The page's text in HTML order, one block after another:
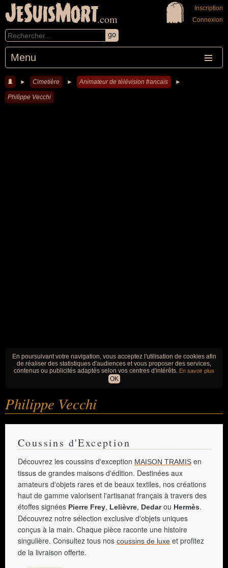
JeSuisMort.com
Menu
Inscription
Connexion
► Cimetière ► Animateur de télévision francais ►
Philippe Vecchi
En poursuivant votre navigation, vous acceptez l'utilisation de cookies afin
de réaliser des statistiques d'audiences et vous proposer des services,
contenus ou publicités adaptés selon vos centres d'intérêts. En savoir plus
OK
Philippe Vecchi
Coussins d'Exception
Découvrez les coussins d'exception MAISON TRAMIS en
tissus de grandes maisons d'édition. Destinées aux
amateurs d'objets rares et de beaux textiles, nos créations
haut de gamme valorisent l'artisanat français à travers des
étoffes signées Pierre Frey, Lelièvre, Dedarou Hermès.
Découvrez notre sélection exclusive d'objets uniques
conçus à la main. Chaque pièce raconte une histoire
singulière. Consultez tous nos coussins de luxe et profitez
de la livraison offerte.